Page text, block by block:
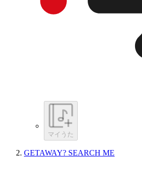
マイうた
GETAWAY? SEARCH ME